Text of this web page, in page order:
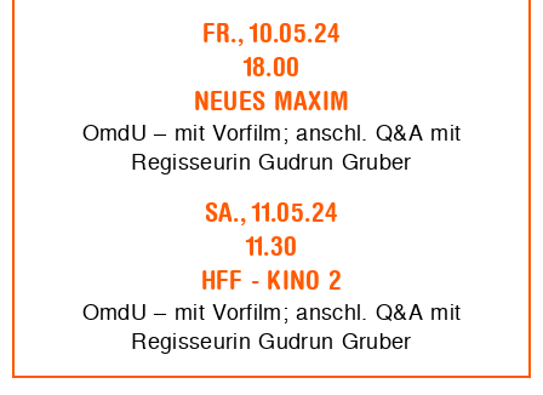
FR., 10.05.24
18.00
NEUES MAXIM
OmdU – mit Vorfilm; anschl. Q&A mit
Regisseurin Gudrun Gruber
SA., 11.05.24
11.30
HFF - KINO 2
OmdU – mit Vorfilm; anschl. Q&A mit
Regisseurin Gudrun Gruber